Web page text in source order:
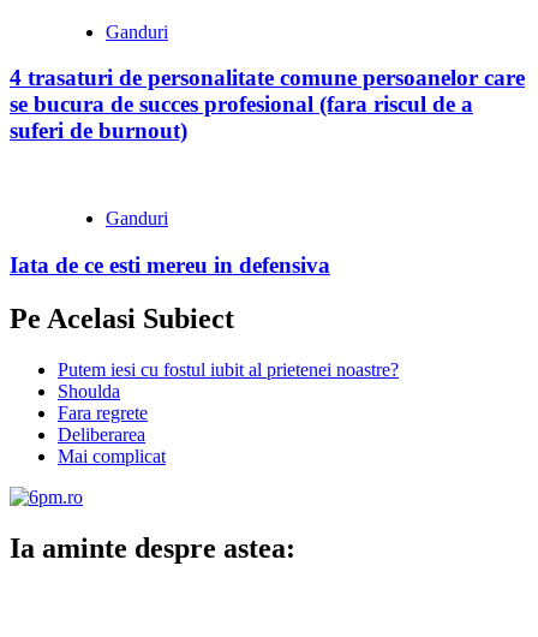
Ganduri
4 trasaturi de personalitate comune persoanelor care
se bucura de succes profesional (fara riscul de a
suferi de burnout)
Ganduri
Iata de ce esti mereu in defensiva
Pe Acelasi Subiect
Putem iesi cu fostul iubit al prietenei noastre?
Shoulda
Fara regrete
Deliberarea
Mai complicat
Ia aminte despre astea: